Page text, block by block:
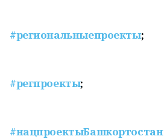
#региональныепроекты;
#регпроекты;
#нацпроектыБашкортостан